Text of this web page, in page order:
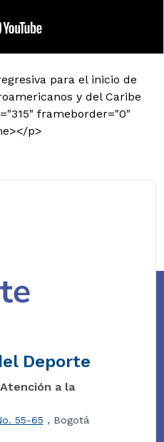
para el inicio de
y del Caribe
frameborder="0"
p>
Deporte
a la
55-65 , Bogotá